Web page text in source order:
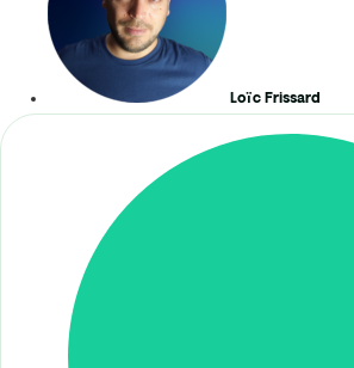
Loïc Frissard